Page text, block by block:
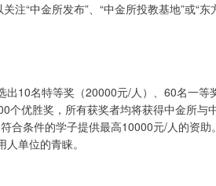
注“中金所发布”、“中金所投教基地”或“
10名特等奖（20000元/人）、60名一等
个优胜奖，所有获奖者均将获得中金所与
合条件的学子提供最高10000元/人的资
单位的青睐。